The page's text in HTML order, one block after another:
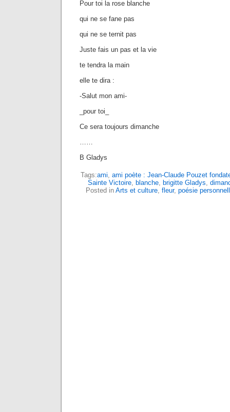
Pour toi la rose blanche
qui ne se fane pas
qui ne se ternit pas
Juste fais un pas et la vie
te tendra la main
elle te dira :
-Salut mon ami-
_pour toi_
Ce sera toujours dimanche
B Gladys
Tags:ami ami poète : Jean-Claude Pouzet
Sainte Victoire, blanche, brigitte Gladys
Posted in Arts et culture fleur, poésie